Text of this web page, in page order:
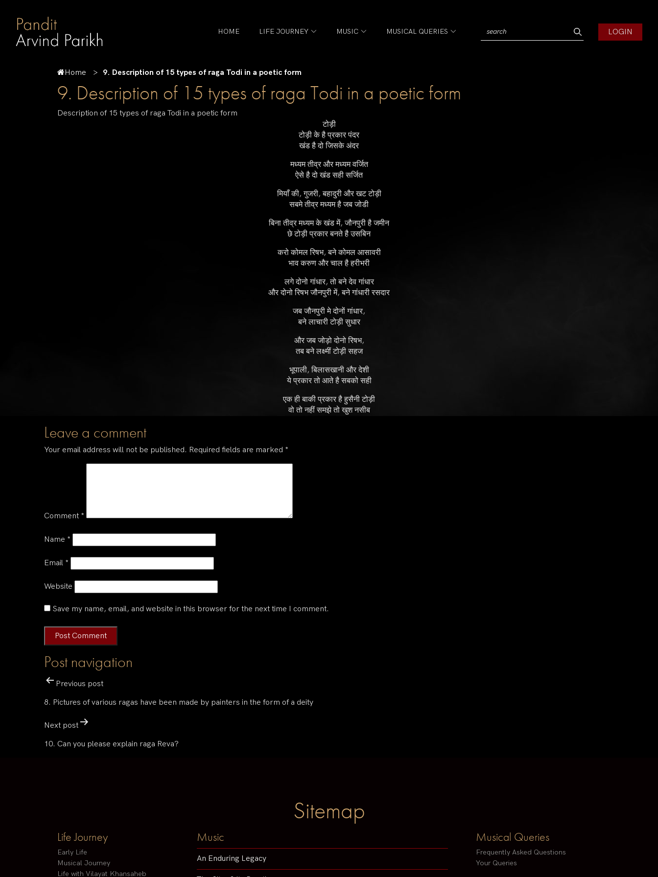
HOME LIFE JOURNEY MUSIC MUSICAL QUERIES LOGIN
Home 9. Description of 15 types of raga Todi in a poetic form
9. Description of 15 types of raga Todi in a poetic form
Description of 15 types of raga Todi in a poetic form
टोड़ी
टोड़ी के है प्रकार पंदर
खंड है दो जिसके अंदर
मध्यम तीव्र और मध्यम वर्जित
ऐसे है दो खंड सही सर्जित
मियाँ की, गुजरी, बहादुरी और खट टोड़ी
सबमे तीव्र मध्यम है जब जोडी
बिना तीव्र मध्यम के खंड में, जौनपुरी है जमीन
छे टोड़ी प्रकार बनते है उसबिन
करो कोमल रिषभ, बने कोमल आसावरी
भाव करुण और चाल है हरीभरी
लगे दोनो गांधार, तो बने देव गांधार
और दोनो रिषभ जौनपुरी में, बने गांधारी रसदार
जब जौनपुरी मे दोनों गांधार,
बने लाचारी टोड़ी सुधार
और जब जोड़ो दोनो रिषभ,
तब बने लक्ष्मीं टोड़ी सहज
भूपाली, बिलासखानी और देशी
ये प्रकार तो आते है सबको सही
एक ही बाकी प्रकार है हुसैनी टोड़ी
वो तो नहीं समझे तो खुश नसीब
Leave a comment
Your email address will not be published. Required fields are marked *
Comment *
Name *
Email *
Website
Save my name, email, and website in this browser for the next time I comment.
Post navigation
Previous post
8. Pictures of various ragas have been made by painters in the form of a deity
Next post
10. Can you please explain raga Reva?
Sitemap
Life Journey
Early Life
Musical Journey
Life with Vilayat Khansaheb
Music
An Enduring Legacy
Musical Queries
Frequently Asked Questions
Your Queries